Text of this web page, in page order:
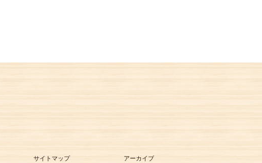
サイトマップ アーカイブ